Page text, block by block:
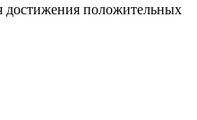
достижения положительных